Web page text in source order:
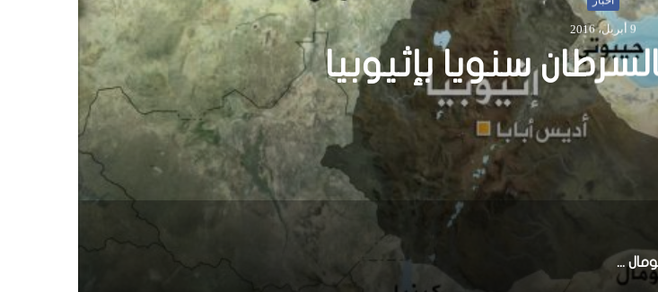
9 أبريل، 2016
(غسيل الأموال ) وعضوية الصومال الدائمة في مجموعة العمل المالي لمنطقة الشرق الأوسط وشمال أفريقيا.. المؤشر والمفهوم